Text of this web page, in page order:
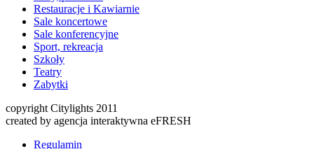
Restauracje i Kawiarnie
Sale koncertowe
Sale konferencyjne
Sport, rekreacja
Szkoły
Teatry
Zabytki
copyright Citylights 2011
created by agencja interaktywna eFRESH
Regulamin